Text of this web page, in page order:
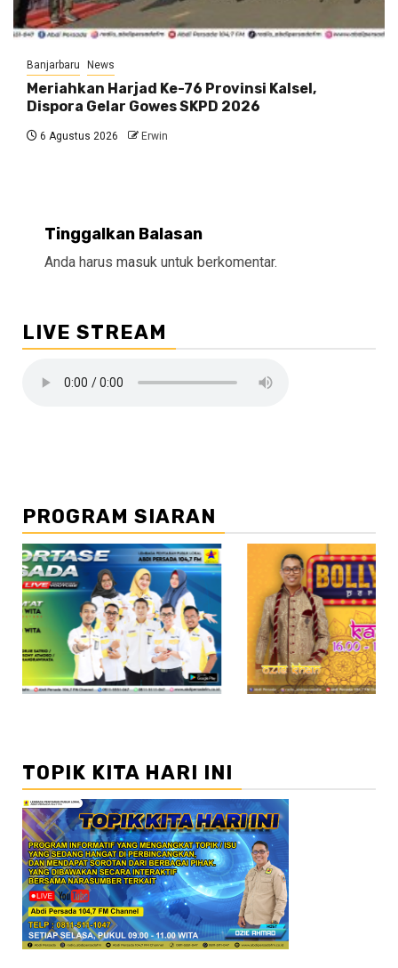
Banjarbaru News
Meriahkan Harjad Ke-76 Provinsi Kalsel,
Dispora Gelar Gowes SKPD 2026
6 Agustus 2026 Erwin
Tinggalkan Balasan
Anda harus masuk untuk berkomentar.
LIVE STREAM
PROGRAM SIARAN
//2
TOPIK KITA HARI INI